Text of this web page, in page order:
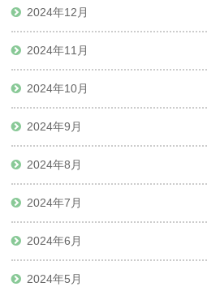
2024年12月
2024年11月
2024年10月
2024年9月
2024年8月
2024年7月
2024年6月
2024年5月